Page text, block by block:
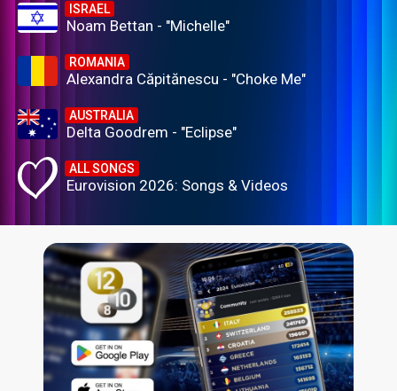
ISRAEL
Noam Bettan - "Michelle"
ROMANIA
Alexandra Căpitănescu - "Choke Me"
AUSTRALIA
Delta Goodrem - "Eclipse"
ALL SONGS
Eurovision 2026: Songs & Videos